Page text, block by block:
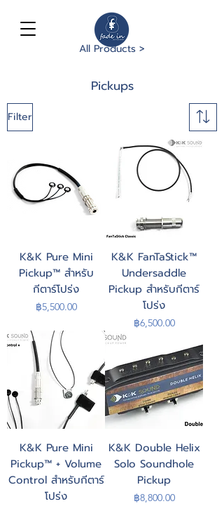
All Products >
Pickups
Filter
K&K Pure Mini
Pickup™ สำหรับ
กีตาร์โปร่ง
Price
฿5,500.00
K&K FanTaStick™
Undersaddle
Pickup สำหรับกีตาร์
โปร่ง
Price
฿6,500.00
K&K Pure Mini
Pickup™ + Volume
Control สำหรับกีตาร์
โปร่ง
K&K Double Helix
Solo Soundhole
Pickup
Price
฿8,800.00